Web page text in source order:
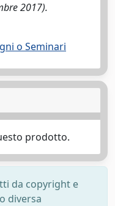
2017).
o Seminari
prodotto.
da copyright e
diversa